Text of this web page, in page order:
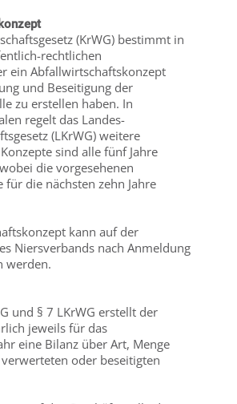
(KrWG) bestimmt in
rechtlichen
ein Abfallwirtschaftskonzept
und Beseitigung der
zu erstellen haben. In
regelt das Landes­
(LKrWG) weitere
sind alle fünf Jahre
die vorgesehenen
für die nächsten zehn Jahre
kann auf der
Niersverbands nach Anmeldung
werden.
und § 7 LKrWG erstellt der
jeweils für das
eine Bilanz über Art, Menge
oder beseitigten